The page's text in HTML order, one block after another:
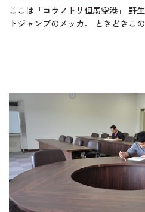
ここは「コウノトリ但馬空港」 野
トジャンプのメッカ。 ときどきこ